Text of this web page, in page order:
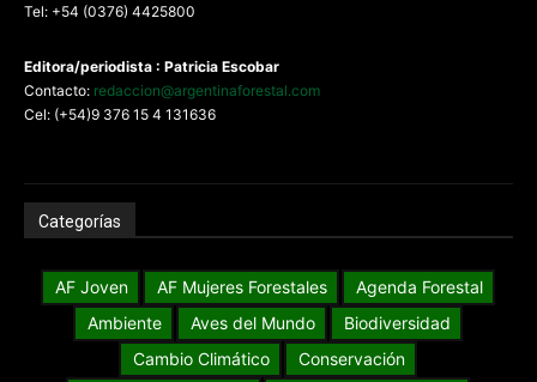
Tel: +54 (0376) 4425800
Editora/periodista : Patricia Escobar
Contacto: redaccion@argentinaforestal.com
Cel: (+54)9 376 15 4 131636
Categorías
AF Joven AF Mujeres Forestales
Agenda Forestal
Ambiente
Aves del Mundo
Biodiversidad
Cambio Climático
Conservación